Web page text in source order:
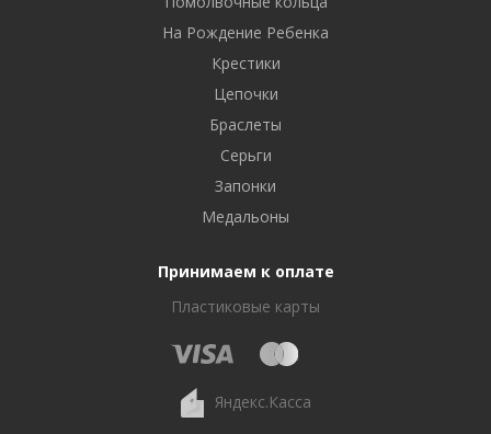
На Рождение Ребенка
Крестики
Цепочки
Браслеты
Серьги
Запонки
Медальоны
Принимаем к оплате
Пластиковые карты
Яндекс.Касса